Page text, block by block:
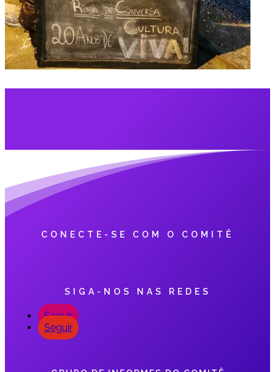
CONECTE-SE COM O COMITÊ
SIGA-NOS NAS REDES
Seguir
Seguir